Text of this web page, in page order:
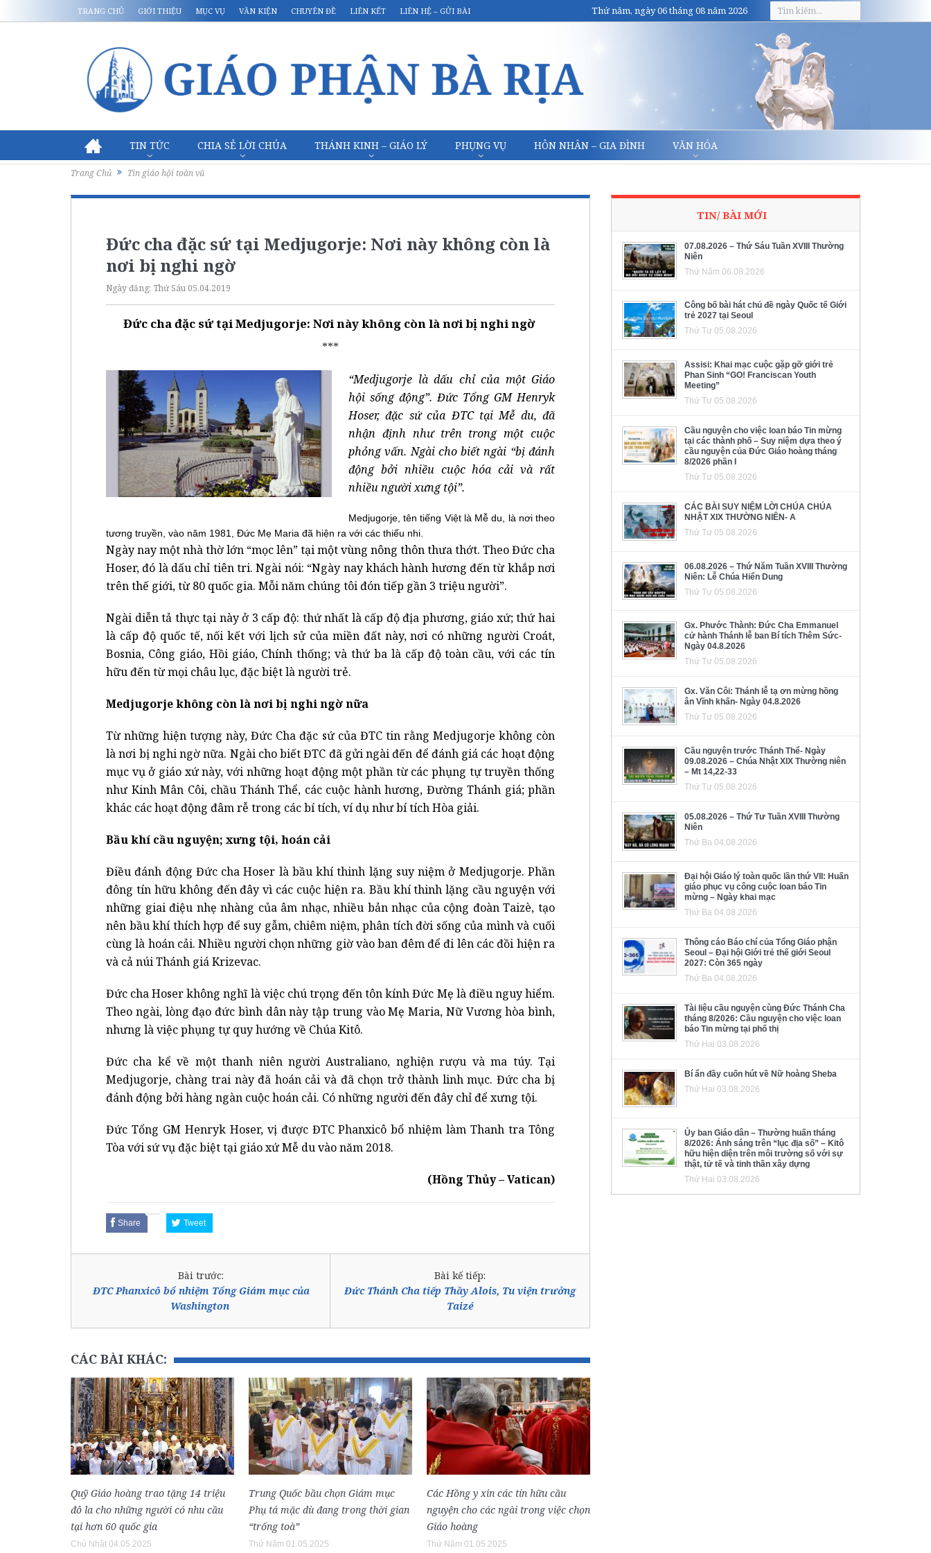
TRANG CHỦ GIỚI THIỆU MỤC VỤ VĂN KIỆN CHUYÊN ĐỀ LIÊN KẾT LIÊN HỆ – GỬI BÀI Thứ năm, ngày 06 tháng 08 năm 2026
TIN TỨC CHIA SẺ LỜI CHÚA THÁNH KINH – GIÁO LÝ PHỤNG VỤ HÔN NHÂN – GIA ĐÌNH VĂN HÓA
Trang Chủ Tin giáo hội toàn vũ
Đức cha đặc sứ tại Medjugorje: Nơi này không còn là
nơi bị nghi ngờ
Ngày đăng: Thứ Sáu 05.04.2019
Đức cha đặc sứ tại Medjugorje: Nơi này không còn là nơi bị nghi ngờ
***
“Medjugorje là dấu chỉ của một Giáo
hội sống động”. Đức Tổng GM Henryk
Hoser, đặc sứ của ĐTC tại Mễ du, đã
nhận định như trên trong một cuộc
phỏng vấn. Ngài cho biết ngài “bị đánh
động bởi nhiều cuộc hóa cải và rất
nhiều người xưng tội”.
Medjugorje, tên tiếng Việt là Mễ du, là nơi theo
tương truyền, vào năm 1981, Đức Mẹ Maria đã hiện ra với các thiếu nhi.
Ngày nay một nhà thờ lớn “mọc lên” tại một vùng nông thôn thưa thớt. Theo Đức cha
Hoser, đó là dấu chỉ tiên tri. Ngài nói: “Ngày nay khách hành hương đến từ khắp nơi
trên thế giới, từ 80 quốc gia. Mỗi năm chúng tôi đón tiếp gần 3 triệu người”.
Ngài diễn tả thực tại này ở 3 cấp độ: thứ nhất là cấp độ địa phương, giáo xứ; thứ hai
là cấp độ quốc tế, nối kết với lịch sử của miền đất này, nơi có những người Croát,
Bosnia, Công giáo, Hồi giáo, Chính thống; và thứ ba là cấp độ toàn cầu, với các tín
hữu đến từ mọi châu lục, đặc biệt là người trẻ.
Medjugorje không còn là nơi bị nghi ngờ nữa
Từ những hiện tượng này, Đức Cha đặc sứ của ĐTC tin rằng Medjugorje không còn
là nơi bị nghi ngờ nữa. Ngài cho biết ĐTC đã gửi ngài đến để đánh giá các hoạt động
mục vụ ở giáo xứ này, với những hoạt động một phần từ các phụng tự truyền thống
như Kinh Mân Côi, chầu Thánh Thể, các cuộc hành hương, Đường Thánh giá; phần
khác các hoạt động đâm rễ trong các bí tích, ví dụ như bí tích Hòa giải.
Bầu khí cầu nguyện; xưng tội, hoán cải
Điều đánh động Đức cha Hoser là bầu khí thinh lặng suy niệm ở Medjugorje. Phần
đông tín hữu không đến đây vì các cuộc hiện ra. Bầu khí thinh lặng cầu nguyện với
những giai điệu nhẹ nhàng của âm nhạc, nhiều bản nhạc của cộng đoàn Taizè, tạo
nên bầu khí thích hợp để suy gẫm, chiêm niệm, phân tích đời sống của mình và cuối
cùng là hoán cải. Nhiều người chọn những giờ vào ban đêm để đi lên các đồi hiện ra
và cả núi Thánh giá Krizevac.
Đức cha Hoser không nghĩ là việc chú trọng đến tôn kính Đức Mẹ là điều nguy hiểm.
Theo ngài, lòng đạo đức bình dân này tập trung vào Mẹ Maria, Nữ Vương hòa bình,
nhưng là việc phụng tự quy hướng về Chúa Kitô.
Đức cha kể về một thanh niên người Australiano, nghiện rượu và ma túy. Tại
Medjugorje, chàng trai này đã hoán cải và đã chọn trở thành linh mục. Đức cha bị
đánh động bởi hàng ngàn cuộc hoán cải. Có những người đến đây chỉ để xưng tội.
Đức Tổng GM Henryk Hoser, vị được ĐTC Phanxicô bổ nhiệm làm Thanh tra Tông
Tòa với sứ vụ đặc biệt tại giáo xứ Mễ du vào năm 2018.
(Hồng Thủy – Vatican)
Share Tweet
Bài trước:
ĐTC Phanxicô bổ nhiệm Tổng Giám mục của
Washington
Bài kế tiếp:
Đức Thánh Cha tiếp Thầy Alois, Tu viện trưởng
Taizé
CÁC BÀI KHÁC:
Quỹ Giáo hoàng trao tặng 14 triệu
đô la cho những người có nhu cầu
tại hơn 60 quốc gia
Chủ Nhật 04.05.2025
Trung Quốc bầu chọn Giám mục
Phụ tá mặc dù đang trong thời gian
“trống toà”
Thứ Năm 01.05.2025
Các Hồng y xin các tín hữu cầu
nguyện cho các ngài trong việc chọn
Giáo hoàng
Thứ Năm 01.05.2025
TIN/ BÀI MỚI
07.08.2026 – Thứ Sáu Tuần XVIII Thường
Niên
Thứ Năm 06.08.2026
Công bố bài hát chủ đề ngày Quốc tế Giới
trẻ 2027 tại Seoul
Thứ Tư 05.08.2026
Assisi: Khai mạc cuộc gặp gỡ giới trẻ
Phan Sinh “GO! Franciscan Youth
Meeting”
Thứ Tư 05.08.2026
Cầu nguyện cho việc loan báo Tin mừng
tại các thành phố – Suy niệm dựa theo ý
cầu nguyện của Đức Giáo hoàng tháng
8/2026 phần I
Thứ Tư 05.08.2026
CÁC BÀI SUY NIỆM LỜI CHÚA CHÚA
NHẬT XIX THƯỜNG NIÊN- A
Thứ Tư 05.08.2026
06.08.2026 – Thứ Năm Tuần XVIII Thường
Niên: Lễ Chúa Hiển Dung
Thứ Tư 05.08.2026
Gx. Phước Thành: Đức Cha Emmanuel
cử hành Thánh lễ ban Bí tích Thêm Sức-
Ngày 04.8.2026
Thứ Tư 05.08.2026
Gx. Văn Côi: Thánh lễ tạ ơn mừng hồng
ân Vĩnh khấn- Ngày 04.8.2026
Thứ Tư 05.08.2026
Cầu nguyện trước Thánh Thể- Ngày
09.08.2026 – Chúa Nhật XIX Thường niên
– Mt 14,22-33
Thứ Tư 05.08.2026
05.08.2026 – Thứ Tư Tuần XVIII Thường
Niên
Thứ Ba 04.08.2026
Đại hội Giáo lý toàn quốc lần thứ VII: Huấn
giáo phục vụ công cuộc loan báo Tin
mừng – Ngày khai mạc
Thứ Ba 04.08.2026
Thông cáo Báo chí của Tổng Giáo phận
Seoul – Đại hội Giới trẻ thế giới Seoul
2027: Còn 365 ngày
Thứ Ba 04.08.2026
Tài liệu cầu nguyện cùng Đức Thánh Cha
tháng 8/2026: Cầu nguyện cho việc loan
báo Tin mừng tại phố thị
Thứ Hai 03.08.2026
Bí ẩn đầy cuốn hút về Nữ hoàng Sheba
Thứ Hai 03.08.2026
Ủy ban Giáo dân – Thường huấn tháng
8/2026: Ánh sáng trên “lục địa số” – Kitô
hữu hiện diện trên môi trường số với sự
thật, tử tế và tinh thần xây dựng
Thứ Hai 03.08.2026